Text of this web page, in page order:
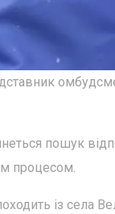
пошук
процесом.
із села